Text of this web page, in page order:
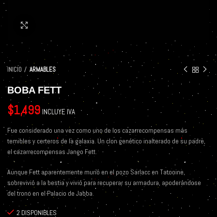
INICIO ARMABLES
BOBA FETT
$1,499 INCLUYE IVA
Fue considerado una vez como uno de los cazarrecompensas más
temibles y certeros de la galaxia. Un clon genético inalterado de su padre,
el cazarrecompensas Jango Fett.
Aunque Fett aparentemente murió en el pozo Sarlacc en Tatooine,
sobrevivió a la bestia y vivió para recuperar su armadura, apoderándose
del trono en el Palacio de Jabba.
2 DISPONIBLES